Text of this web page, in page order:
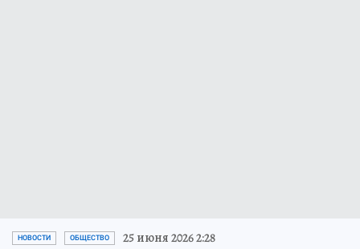
НОВОСТИ ОБЩЕСТВО 25 июня 2026 2:28